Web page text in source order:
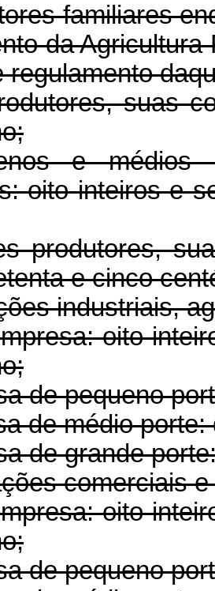
familiares
da
regulamento
suas
e médios
oito inteiros e
produtores,
e cinco
industriais,
oito
de pequeno
de médio
de grande
comerciais
oito
de pequeno